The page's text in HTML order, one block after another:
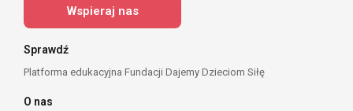
Wspieraj nas
Sprawdź
Platforma edukacyjna Fundacji Dajemy Dzieciom Siłę
O nas